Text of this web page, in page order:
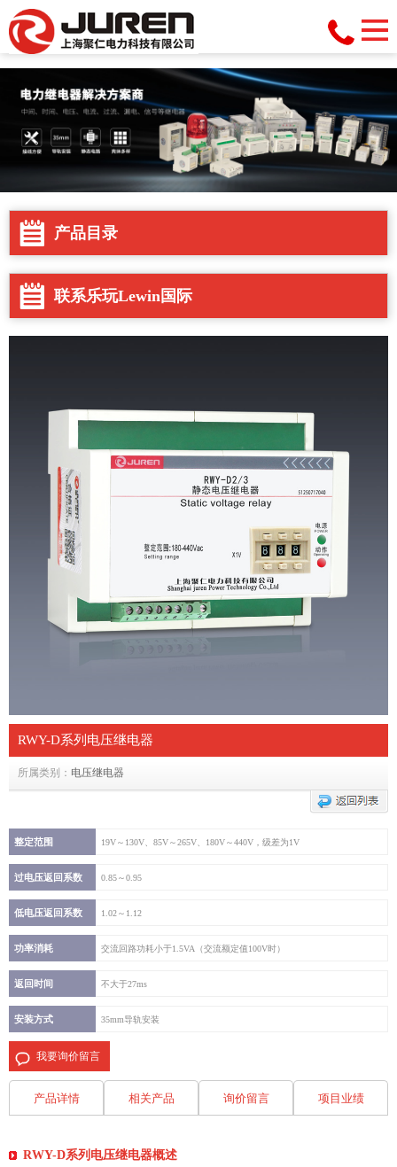
乐玩lewin国际
产品目录
联系乐玩lewin国际
RWY-D系列电压继电器
所属类别： 电压继电器
整定范围 19V～130V、85V～265V、180V～440V，级差为1V
过电压返回系数 0.85～0.95
低电压返回系数 1.02～1.12
功率消耗 交流回路功耗小于1.5VA（交流额定值100V时）
返回时间 不大于27ms
安装方式 35mm导轨安装
我要询价留言
产品详情 相关产品 询价留言 项目业绩
RWY-D系列电压继电器概述